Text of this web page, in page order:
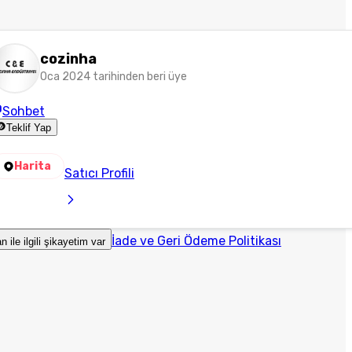
cozinha
Oca 2024 tarihinden beri üye
Sohbet
Teklif Yap
Harita Satıcı Profili
ile ilgili şikayetim var İade ve Geri Ödeme Politikası